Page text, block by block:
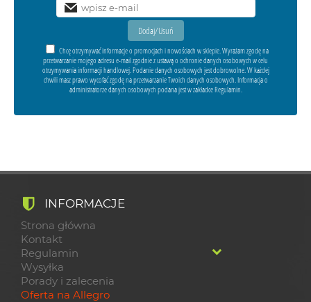
Chcę otrzymywać informacje o promocjach i nowościach w sklepie. Wyrażam zgodę na
przetwarzanie mojego adresu e-mail zgodnie z ustawą o ochronie danych osobowych w celu
otrzymywania informacji handlowej. Podanie danych osobowych jest dobrowolne. W każdej
chwili masz prawo wycofać zgodę na przetwarzanie Twoich danych osobowych. Informacja o
administratorze danych osobowych podana jest w zakładce Regulamin.
INFORMACJE
Strona główna
Kontakt
Regulamin
Wysyłka
Porady i zalecenia
Oferta na Allegro